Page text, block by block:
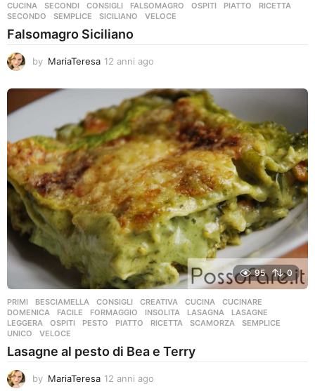
CUCINA ,SECONDI CONSIGLI ,FALSOMAGRO ,OSPITI ,PIATTO ,RICETTA
SECONDO
,SEMPLICE ,SICILIANO ,VELOCE
Falsomagro Siciliano
by MariaTeresa 12 anni ago
a
n
n
a
g
o
95 0
PRIMI BESCIAMELLA ,CONSIGLI ,CREATIVA ,CUCINA ,CUCINARE
DOMENICA
,FACILE ,FORMAGGIO ,INSOLITA ,LASAGNA ,LASAGNE
LEGGERA
,OSPITI ,PESTO ,PIATTO ,RICETTA ,SCAMORZA ,SEMPLICE
UNICO
,VELOCE
Lasagne al pesto di Bea e Terry
by MariaTeresa 12 anni ago